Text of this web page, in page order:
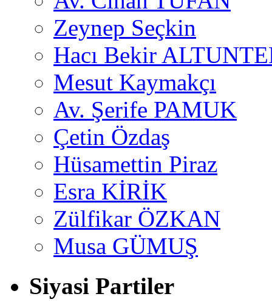
Zeynep Seçkin
Hacı Bekir
Mesut Kaymakçı
Av. Şerife PAMUK
Çetin Özdaş
Hüsamettin Piraz
Esra KİRİK
Zülfikar ÖZKAN
Musa GÜMUŞ
Siyasi Partiler